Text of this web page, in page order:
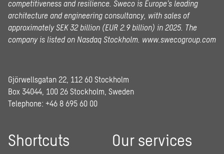
competitiveness and resilience. Sweco is Europe’s leading
architecture and engineering consultancy, with sales of
approximately SEK 32 billion (EUR 2.9 billion) in 2025. The
company is listed on Nasdaq Stockholm. www.swecogroup.com
Gjörwellsgatan 22, 112 60 Stockholm
Box 34044, 100 26 Stockholm, Sweden
Telephone: +46 8 695 60 00
Shortcuts Our services